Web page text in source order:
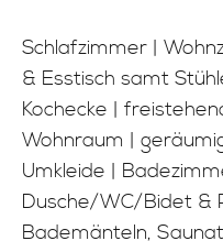
Schlafzimmer |
& Esstisch samt
Kochecke |
Wohnraum |
Umkleide |
Dusche/WC/Bidet &
Bademänteln,